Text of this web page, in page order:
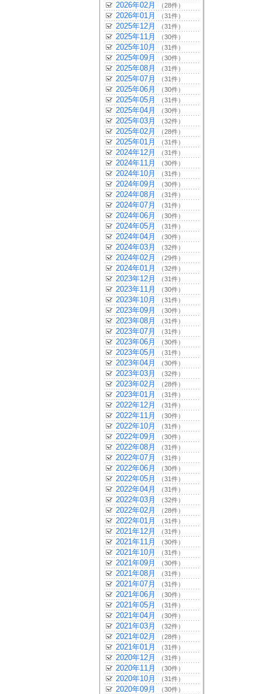
2026年02月 （28件）
2026年01月 （31件）
2025年12月 （31件）
2025年11月 （30件）
2025年10月 （31件）
2025年09月 （30件）
2025年08月 （31件）
2025年07月 （31件）
2025年06月 （30件）
2025年05月 （31件）
2025年04月 （30件）
2025年03月 （32件）
2025年02月 （28件）
2025年01月 （31件）
2024年12月 （31件）
2024年11月 （30件）
2024年10月 （31件）
2024年09月 （30件）
2024年08月 （31件）
2024年07月 （31件）
2024年06月 （30件）
2024年05月 （31件）
2024年04月 （30件）
2024年03月 （32件）
2024年02月 （29件）
2024年01月 （32件）
2023年12月 （31件）
2023年11月 （30件）
2023年10月 （31件）
2023年09月 （30件）
2023年08月 （31件）
2023年07月 （31件）
2023年06月 （30件）
2023年05月 （31件）
2023年04月 （30件）
2023年03月 （32件）
2023年02月 （28件）
2023年01月 （31件）
2022年12月 （31件）
2022年11月 （30件）
2022年10月 （31件）
2022年09月 （30件）
2022年08月 （31件）
2022年07月 （31件）
2022年06月 （30件）
2022年05月 （31件）
2022年04月 （31件）
2022年03月 （32件）
2022年02月 （28件）
2022年01月 （31件）
2021年12月 （31件）
2021年11月 （30件）
2021年10月 （31件）
2021年09月 （30件）
2021年08月 （31件）
2021年07月 （31件）
2021年06月 （30件）
2021年05月 （31件）
2021年04月 （30件）
2021年03月 （32件）
2021年02月 （28件）
2021年01月 （31件）
2020年12月 （31件）
2020年11月 （30件）
2020年10月 （31件）
2020年09月 （30件）